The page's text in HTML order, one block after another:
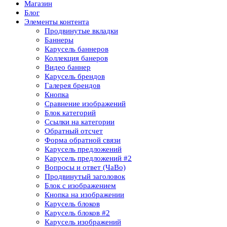
Магазин
Блог
Элементы контента
Продвинутые вкладки
Баннеры
Карусель баннеров
Коллекция банеров
Видео баннер
Карусель брендов
Галерея брендов
Кнопка
Сравнение изображений
Блок категорий
Ссылки на категории
Обратный отсчет
Форма обратной связи
Карусель предложений
Карусель предложений​ #2
Вопросы и ответ (ЧаВо)
Продвинутый заголовок
Блок с изображением
Кнопка на изображении
Карусель блоков
Карусель блоков​ #2
Карусель изображений